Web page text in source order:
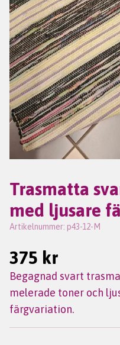
Trasmatta
med ljusare
Artikelnummer: p43-12-M
375 kr
Begagnad svart
melerade toner och
färgvariation.